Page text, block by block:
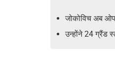
जोकोविच अब
उन्होंने 24 ग्रैंड